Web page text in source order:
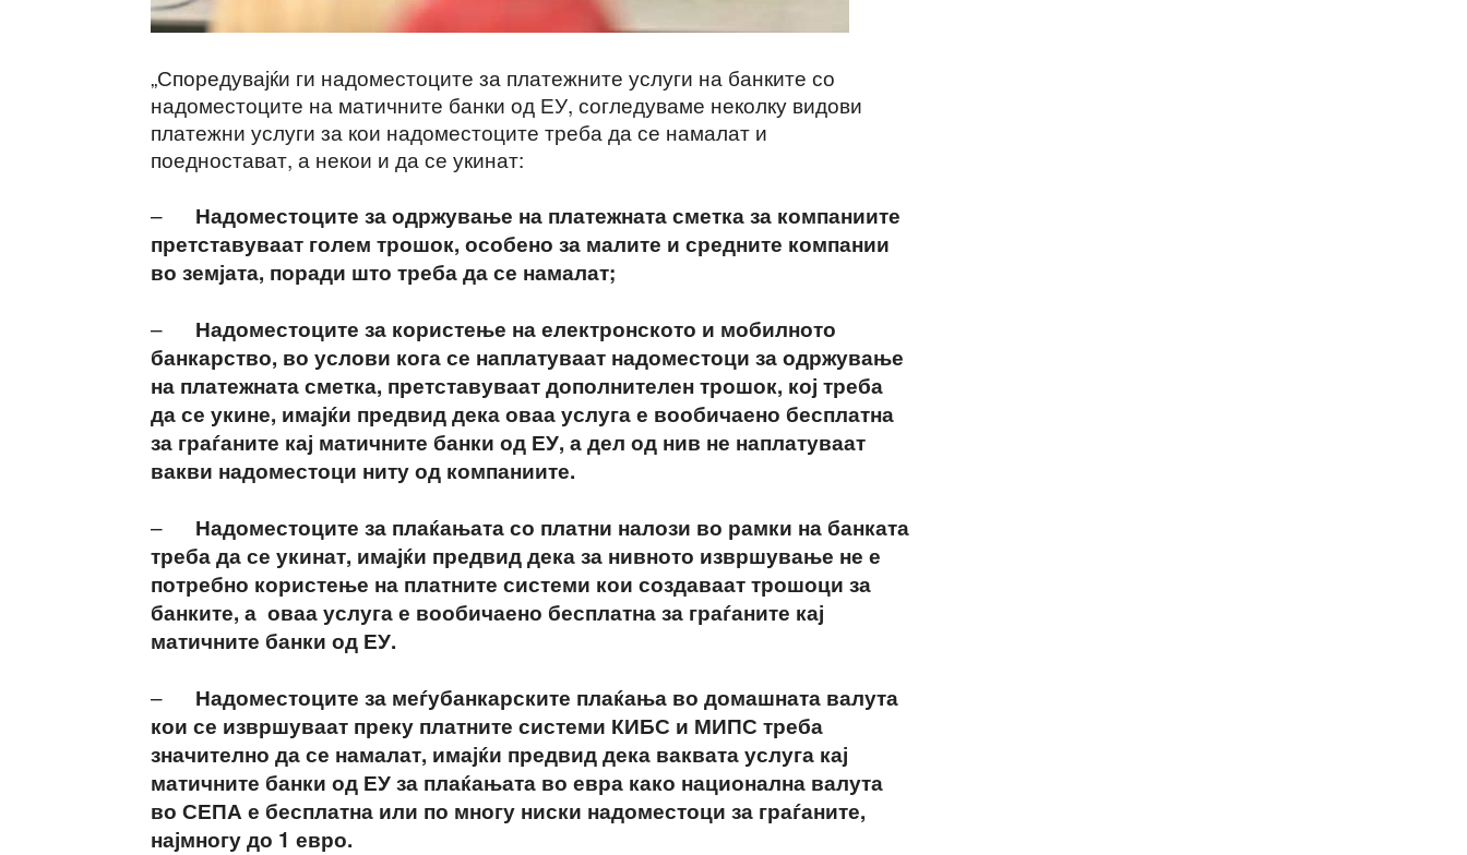
„Споредувајќи ги надоместоците за платежните услуги на банките со
надоместоците на матичните банки од ЕУ, согледуваме неколку видови
платежни услуги за кои надоместоците треба да се намалат и
поедностават, а некои и да се укинат:
– Надоместоците за одржување на платежната сметка за компаниите
претставуваат голем трошок, особено за малите и средните компании
во земјата, поради што треба да се намалат;
– Надоместоците за користење на електронското и мобилното
банкарство, во услови кога се наплатуваат надоместоци за одржување
на платежната сметка, претставуваат дополнителен трошок, кој треба
да се укине, имајќи предвид дека оваа услуга е вообичаено бесплатна
за граѓаните кај матичните банки од ЕУ, а дел од нив не наплатуваат
вакви надоместоци ниту од компаниите.
– Надоместоците за плаќањата со платни налози во рамки на банката
треба да се укинат, имајќи предвид дека за нивното извршување не е
потребно користење на платните системи кои создаваат трошоци за
банките, а оваа услуга е вообичаено бесплатна за граѓаните кај
матичните банки од ЕУ.
– Надоместоците за меѓубанкарските плаќања во домашната валута
кои се извршуваат преку платните системи КИБС и МИПС треба
значително да се намалат, имајќи предвид дека ваквата услуга кај
матичните банки од ЕУ за плаќањата во евра како национална валута
во СЕПА е бесплатна или по многу ниски надоместоци за граѓаните,
најмногу до 1 евро.